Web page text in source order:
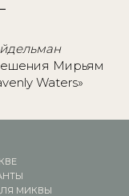
Мирьям
Waters»
МИКВЫ